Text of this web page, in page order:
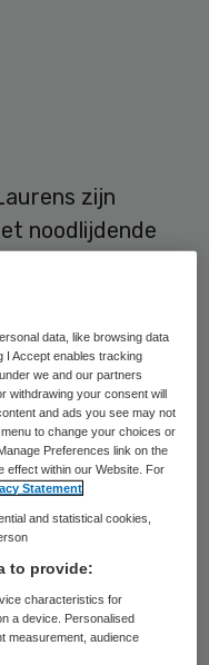
zijn
noodlijdende
van
fusiepoging in
naar eigen
gesprekken.
ze
op zorg”.
gedeelde
zelf,
en
data, like browsing data
I Accept enables tracking
we and our partners
withdrawing your consent will
and ads you see may not
to change your choices or
Preferences link on the
effect within our Website. For
Statement
and statistical cookies,
to provide:
characteristics for
a device. Personalised
measurement, audience